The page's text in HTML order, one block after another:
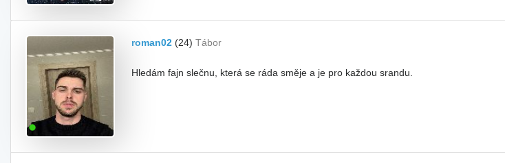
roman02 (24) Tábor
Hledám fajn slečnu, která se ráda směje a je pro každou srandu.